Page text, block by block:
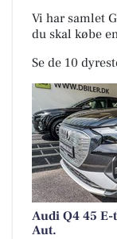
Vi har samlet
du skal købe
Se de 10
Audi Q4 45
Aut.